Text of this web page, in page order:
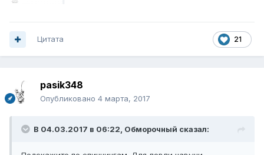
21
Цитата
pasik348
Опубликовано 4 марта, 2017
В 04.03.2017 в 06:22, Обморочный сказал: